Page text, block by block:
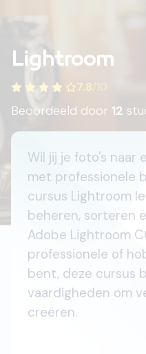
Lightroom
7.8
Beoordeeld door 12
Wil jij je foto's naar
met professionele
cursus Lightroom
beheren, sorteren
Adobe Lightroom
professionele of
bent, deze cursus
vaardigheden om
creëren.